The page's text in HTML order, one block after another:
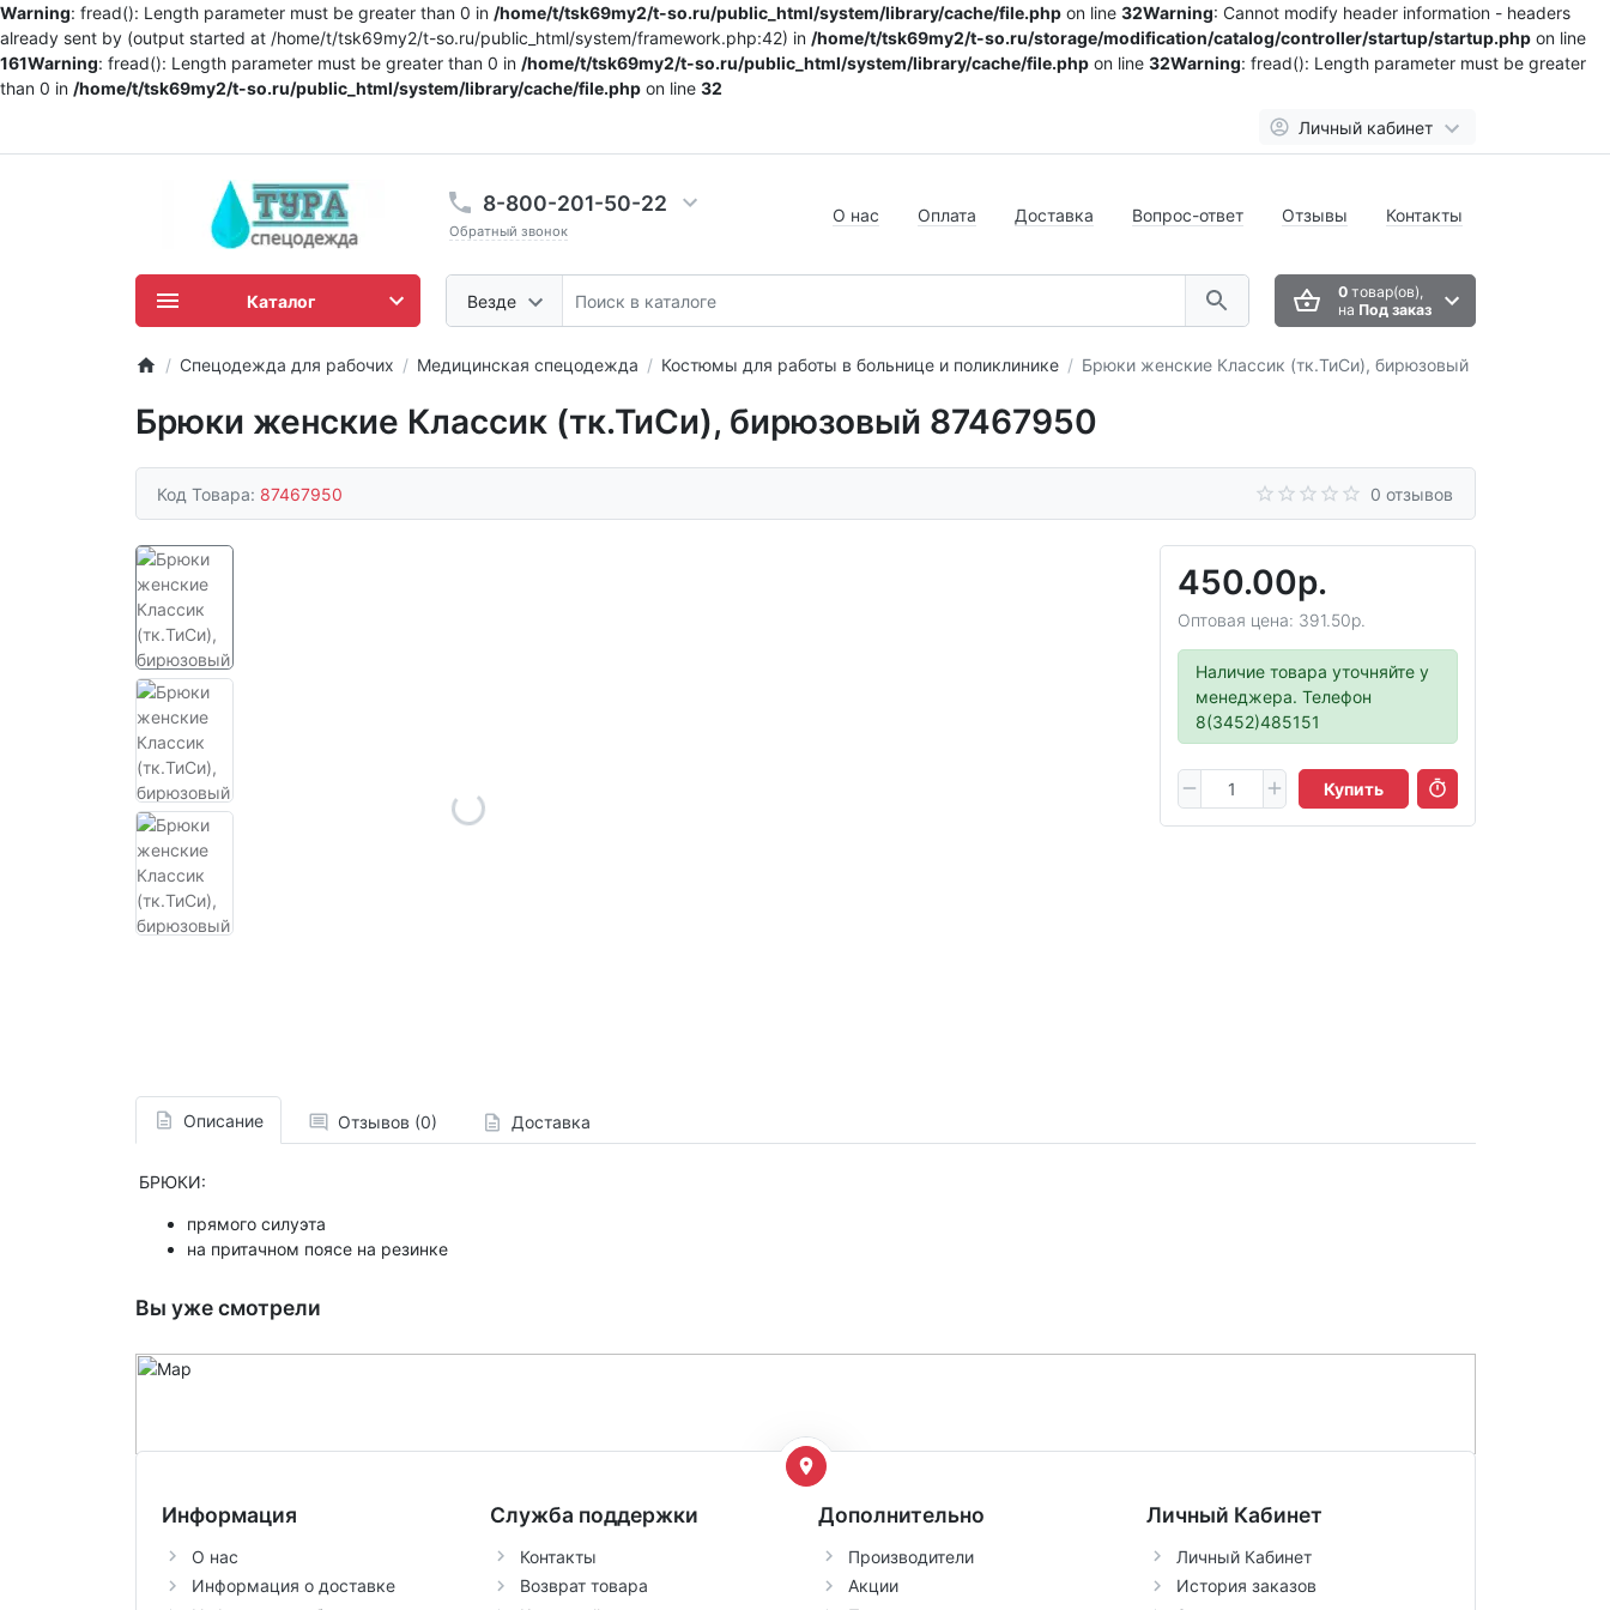
Warning: fread(): Length parameter must be greater than 0 in /home/t/tsk69my2/t-so.ru/public_html/system/library/cache/file.php on line 32Warning: Cannot modify header information - headers
already sent by (output started at /home/t/tsk69my2/t-so.ru/public_html/system/framework.php:42) in /home/t/tsk69my2/t-so.ru/storage/modification/catalog/controller/startup/startup.php on line
161Warning: fread(): Length parameter must be greater than 0 in /home/t/tsk69my2/t-so.ru/public_html/system/library/cache/file.php on line 32Warning: fread(): Length parameter must be greater
than 0 in /home/t/tsk69my2/t-so.ru/public_html/system/library/cache/file.php on line 32
Личный кабинет
8-800-201-50-22
Обратный звонок
Везде
О нас Оплата Доставка Вопрос-ответ Отзывы Контакты
0товар(ов),
на Под заказ
Каталог
Спецодежда для рабочих Медицинская спецодежда Костюмы для работы в больнице и поликлинике Брюки женские Классик (тк.ТиСи), бирюзовый
Брюки женские Классик (тк.ТиСи), бирюзовый 87467950
Код Товара: 87467950 0 отзывов
450.00р.
Оптовая цена: 391.50р.
Наличие товара уточняйте у
менеджера. Телефон
8(3452)485151
Купить
Описание Отзывов (0) Доставка
БРЮКИ:
прямого силуэта
на притачном поясе на резинке
Вы уже смотрели
Информация
О нас
Информация о доставке
Служба поддержки
Контакты
Возврат товара
Дополнительно
Производители
Акции
Личный Кабинет
Личный Кабинет
История заказов